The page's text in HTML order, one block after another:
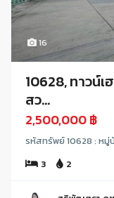
16
10628, ทาวน์
สว...
2,500,000 ฿
รหัสทรัพย์ 10628 : หมู่
3
2